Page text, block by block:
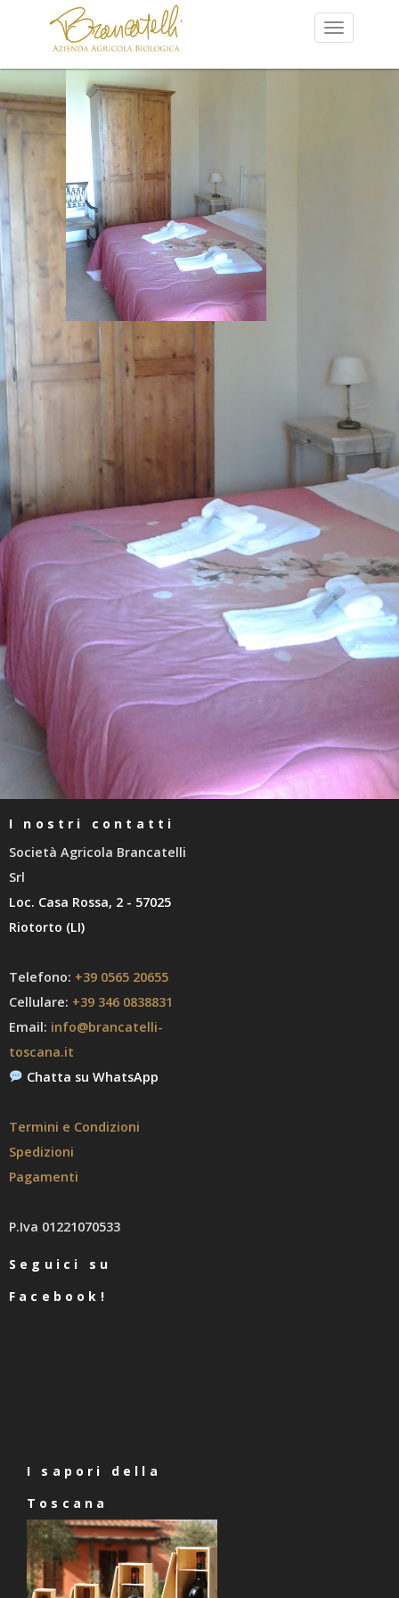
I nostri contatti
Società Agricola Brancatelli
Srl
Loc. Casa Rossa, 2 - 57025
Riotorto (LI)
Telefono: +39 0565 20655
Cellulare: +39 346 0838831
Email: info@brancatelli-
toscana.it
Chatta su WhatsApp
Termini e Condizioni
Spedizioni
Pagamenti
P.Iva 01221070533
Seguici su
Facebook!
I sapori della
Toscana